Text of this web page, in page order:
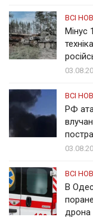
ВСІ
Мінус
ВСІ
РФ
ВСІ
В
дрона